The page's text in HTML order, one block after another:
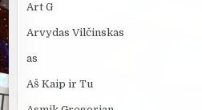
Art G
Arvydas Vilčinskas
as
Aš Kaip ir Tu